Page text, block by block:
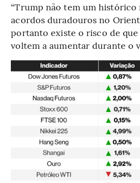
“Trump não tem um
acordos duradouros no
portanto existe o risco de que
voltem a aumentar durante o